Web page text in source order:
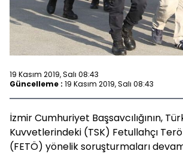
19 Kasım 2019, Salı 08:43
Güncelleme : 19 Kasım 2019, Salı 08:43
İzmir Cumhuriyet Başsavcılığının,
Kuvvetlerindeki (TSK) Fetullahçı
(FETÖ) yönelik soruşturmaları